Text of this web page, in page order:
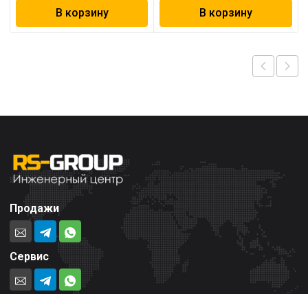
В корзину В корзину
Продажи
Сервис